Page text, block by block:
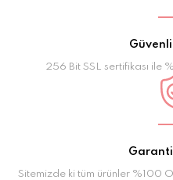
Güvenli
256 Bit SSL sertifikası ile
Sitemizde ki tüm ürünler %100